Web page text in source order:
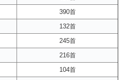
390首
132首
245首
216首
104首